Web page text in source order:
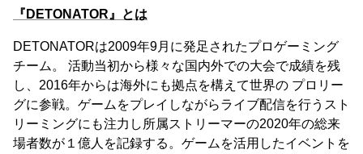
『DETONATOR』とは
DETONATORは2009年9月に発足されたプロゲーミング
チーム。 活動当初から様々な国内外での大会で成績を残
し、2016年からは海外にも拠点を構えて世界の プロリー
グに参戦。ゲームをプレイしながらライブ配信を行うスト
リーミングにも注力し所属ストリーマーの2020年の総来
場者数が１億人を記録する。ゲームを活用したイベントを